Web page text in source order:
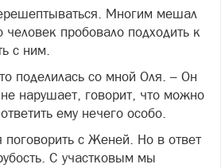
Многим мешал
пробовало подходить к
с ним.
поделилась со мной Оля. – Он
нарушает, говорит, что можно
ему нечего особо.
с Женей. Но в ответ
С участковым мы